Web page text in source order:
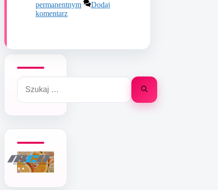
permanentnym
Dodaj
komentarz
Szukaj: